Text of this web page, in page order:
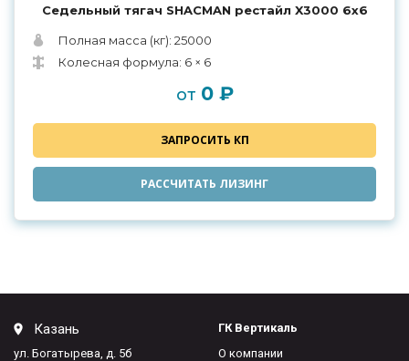
Седельный тягач SHACMAN рестайл X3000 6x6
Полная масса (кг): 25000
Колесная формула: 6 × 6
от 0 ₽
ЗАПРОСИТЬ КП
РАССЧИТАТЬ ЛИЗИНГ
Казань
ул. Богатырева, д. 5б
ГК Вертикаль
О компании